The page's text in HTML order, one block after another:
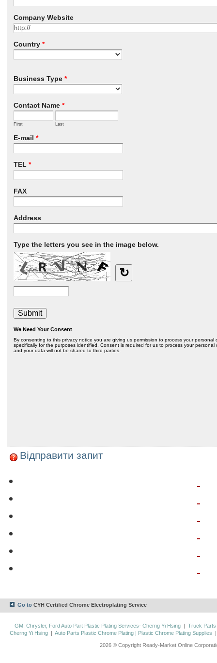
Відправити запит
Go to CYH Certified Chrome Electroplating Service
GM, Chrysler, Ford Auto Part Plastic Plating Services- Cherng Yi Hsing | Truck Parts
Cherng Yi Hsing |Auto Parts Plastic Chrome Plating | Plastic Chrome Plating Supplies
2026 © Copyright Ready-Market Online